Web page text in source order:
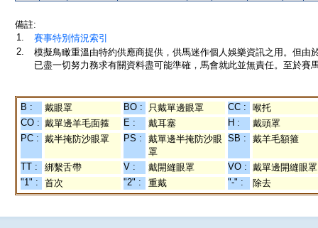
備註:
1.
賽事特別情況索引
2.
模擬鳥瞰重溫由特約供應商提供，供馬迷作個人娛樂資訊之用。但
已盡一切努力務求有關資料盡可能準確，馬會就此並無責任。至於賽
B : 戴眼罩 BO : 只戴單邊眼罩 CC :
喉托
CO : 戴單邊羊毛面箍 E : 戴耳塞 H :
戴頭罩
PC : 戴半掩防沙眼罩 PS :
戴單邊半掩防沙眼
罩
SB : 戴羊毛額箍
TT : 綁繫舌帶 V : 戴開縫眼罩 VO : 戴單邊開縫眼罩
"1" :
首次 "2" : 重戴 "-" : 除去